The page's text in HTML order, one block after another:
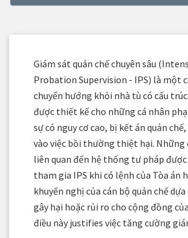
Giám sát quản chế chuyên sâu
Probation Supervision - IPS) là một
chuyển hướng khỏi nhà tù có cấu
được thiết kế cho những cá nhân
sự có nguy cơ cao, bị kết án quản
vào việc bồi thường thiệt hại. Những
liên quan đến hệ thống tư pháp
tham gia IPS khi có lệnh của Tòa án
khuyến nghị của cán bộ quản chế
gây hại hoặc rủi ro cho cộng đồng
điều này justifies việc tăng cường